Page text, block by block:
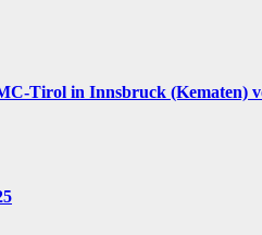
Tirol in Innsbruck (Kematen)